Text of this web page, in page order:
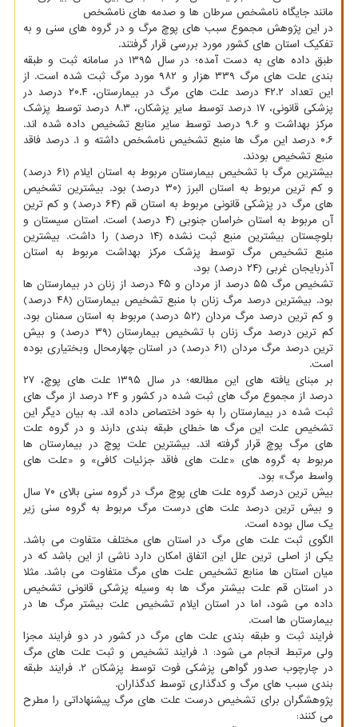
مانند جایگاه نامشخص سرطان ها و صدمه های نامشخص
در این پژوهش مجموع سبب های پوچ مرگ و در گروه های سنی و به
تفکیک استان های کشور مورد بررسی قرار گرفتند.
طبق داده های به دست آمده؛ در سال ۱۳۹۵ در سامانه ثبت و طبقه
بندی علت های مرگ ۳۳۹ هزار و ۹۸۲ مورد مرگ ثبت شده است. از
این تعداد ۴۲.۲ درصد علت های مرگ در بیمارستان، ۲۰.۴ درصد در
پزشکی قانونی، ۱۷ درصد توسط سایر پزشکان، ۸.۳ درصد توسط پزشک
مرکز بهداشت و ۹.۶ درصد توسط سایر منابع تشخیص داده شده اند.
۰.۶ درصد این مرگ ها منبع تشخیص نامشخص داشته و ۱. درصد فاقد
منبع تشخیص بودند.
بیشترین مرگ با تشخیص بیمارستان مربوط به استان ایلام (۶۱ درصد)
و کم ترین مربوط به استان البرز (۳۰ درصد) بود. بیشترین تشخیص
های مرگ در پزشکی قانونی مربوط به استان قم (۶۴ درصد) و کم ترین
آن مربوط به استان خراسان جنوبی (۴ درصد) است. استان سیستان و
بلوچستان بیشترین منبع ثبت نشده (۱۴ درصد) را داشت. بیشترین
منبع تشخیص مرگ توسط پزشک مرکز بهداشت مربوط به استان
آذربایجان غربی (۲۴ درصد) بود.
تشخیص مرگ ۵۵ درصد از مردان و ۴۵ درصد از زنان در بیمارستان ها
بود. بیشترین درصد مرگ زنان با منبع تشخیص بیمارستان (۴۸ درصد)
و کم ترین درصد مرگ مردان (۵۲ درصد) مربوط به استان سمنان بود.
کم ترین درصد مرگ زنان با تشخیص بیمارستان (۳۹ درصد) و بیش
ترین درصد مرگ مردان (۶۱ درصد) در استان چهارمحال وبختیاری بوده
است.
بر مبنای یافته های این مطالعه؛ در سال ۱۳۹۵ علت های پوچ، ۲۷
درصد از مجموع مرگ های ثبت شده در کشور و ۲۴ درصد از مرگ های
ثبت شده در بیمارستان را به خود اختصاص داده اند. به بیان دیگر این
تشخیص علت این مرگ ها خطای طبقه بندی دارند و در گروه علت
های مرگ پوچ قرار گرفته اند. بیشترین علت پوچ در بیمارستان ها
مربوط به گروه های «علت های فاقد جزئیات کافی» و «علت های
واسط مرگ» بود.
بیش ترین درصد گروه علت های پوچ مرگ در گروه سنی بالای ۷۰ سال
و بیش ترین درصد علت های درست مرگ مربوط به گروه سنی زیر
یک سال بوده است.
الگوی ثبت علت های مرگ در استان های مختلف متفاوت می باشد.
یکی از اصلی ترین علل این اتفاق امکان دارد ناشی از این باشد که در
میان استان ها منابع تشخیص علت های مرگ متفاوت می باشد. مثلا
در استان قم علت بیشتر مرگ ها به وسیله پزشکی قانونی تشخیص
داده می شود، اما در استان ایلام تشخیص علت بیشتر مرگ ها در
بیمارستان ها است.
فرایند ثبت و طبقه بندی علت های مرگ در کشور در دو فرایند مجزا
ولی مرتبط انجام می شود: ۱. فرایند تشخیص و ثبت علت های مرگ
در چارچوب صدور گواهی پزشکی فوت توسط پزشکان ۲. فرایند طبقه
بندی سبب های مرگ و کدگذاری توسط کدگذاران.
پژوهشگران برای تشخیص درست علت های مرگ پیشنهاداتی را مطرح
می کنند: